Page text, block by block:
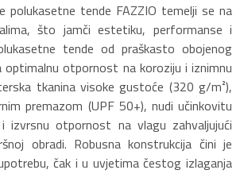
polukasetne tende FAZZIO temelji se na
što jamči estetiku, performanse i
tende od praškasto obojenog
optimalnu otpornost na koroziju i iznimnu
tkanina visoke gustoće (320 g/m²),
premazom (UPF 50+), nudi učinkovitu
izvrsnu otpornost na vlagu zahvaljujući
obradi. Robusna konstrukcija čini je
čak i u uvjetima čestog izlaganja